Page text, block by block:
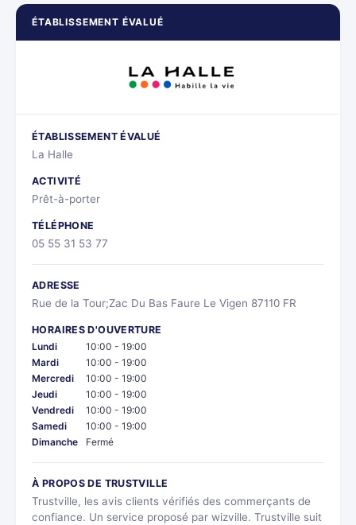
ÉTABLISSEMENT ÉVALUÉ
ÉTABLISSEMENT ÉVALUÉ
La Halle
ACTIVITÉ
Prêt-à-porter
TÉLÉPHONE
05 55 31 53 77
ADRESSE
Rue de la Tour;Zac Du Bas Faure Le Vigen 87110 FR
HORAIRES D'OUVERTURE
Lundi
10:00 - 19:00
Mardi
10:00 - 19:00
Mercredi
10:00 - 19:00
Jeudi
10:00 - 19:00
Vendredi
10:00 - 19:00
Samedi
10:00 - 19:00
Dimanche
Fermé
À PROPOS DE TRUSTVILLE
Trustville, les avis clients vérifiés des commerçants de
confiance. Un service proposé par wizville. Trustville suit